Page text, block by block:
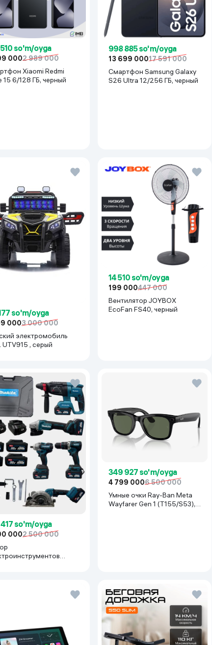
so'm/oyga
0002 989 000
Redmi
15 6/128 ГБ, черный
998 885 so'm/oyga
13 699 00017 591 000
Смартфон Samsung Galaxy
S26 Ultra 12/256 ГБ, черный
so'm/oyga
0003 000 000
электромобиль
UTV915 , серый
14 510 so'm/oyga
199 000447 000
Вентилятор JOYBOX
EcoFan FS40, черный
so'm/oyga
0002 500 000
349 927 so'm/oyga
4 799 0006 500 000
Умные очки Ray-Ban Meta
Wayfarer Gen 1 (T155/S53),